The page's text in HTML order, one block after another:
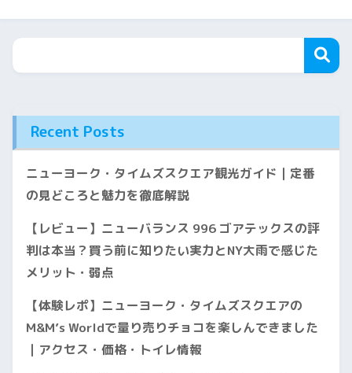
Recent Posts
ニューヨーク・タイムズスクエア観光ガイド｜定番
の見どころと魅力を徹底解説
【レビュー】ニューバランス 996 ゴアテックスの評
判は本当？買う前に知りたい実力とNY大雨で感じた
メリット・弱点
【体験レポ】ニューヨーク・タイムズスクエアの
M&M’s Worldで量り売りチョコを楽しんできました
｜アクセス・価格・トイレ情報